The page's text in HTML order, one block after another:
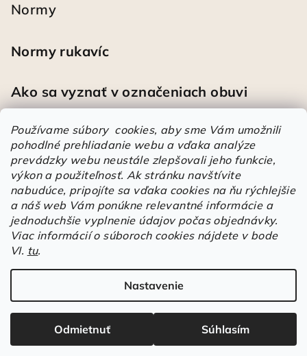
Používame súbory cookies, aby sme Vám umožnili
pohodlné prehliadanie webu a vďaka analýze
prevádzky webu neustále zlepšovali jeho funkcie,
výkon a použiteľnosť. Ak stránku navštívite
nabudúce, pripojíte sa vďaka cookies na ňu rýchlejšie
a náš web Vám ponúkne relevantné informácie a
jednoduchšie vyplnenie údajov počas objednávky.
Viac informácií o súboroch cookies nájdete v bode
VI. tu.
Nastavenie
Odmietnuť Súhlasím
Normy
Normy rukavíc
Ako sa vyznať v označeniach obuvi
Heureka
Športové pracovné poltopánky PRESTIGE CLASSIC biele
Hodnotenie produktu je 5 z 5 hviezdičiek.
| Mária
Á
u
e
r
s
Elstrote®. Všetky práva vyhradené.
nastavenie cookies